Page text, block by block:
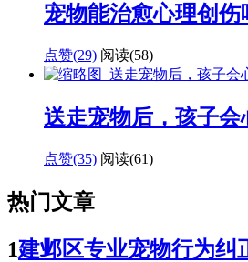
宠物能治愈心理创
点赞(29) 阅读(58)
送走宠物后，孩子
点赞(35) 阅读(61)
热门文章
1建邺区专业宠物行为纠